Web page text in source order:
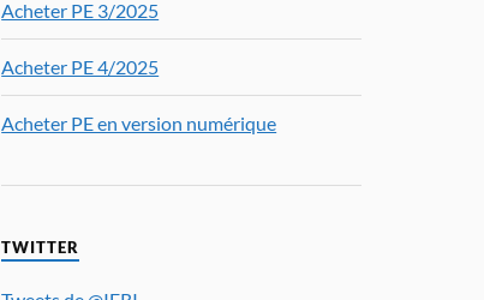
Acheter PE 3/2025
Acheter PE 4/2025
Acheter PE en version numérique
TWITTER